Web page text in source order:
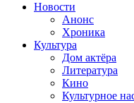
Новости
Анонс
Хроника
Культура
Дом актёра
Литература
Кино
Культурное